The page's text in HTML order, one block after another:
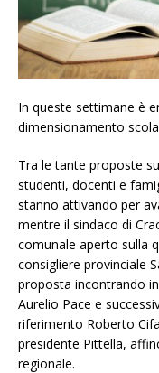
In queste settimane è
dimensionamento
Tra le tante proposte
studenti, docenti e
stanno attivando per
mentre il sindaco di
comunale aperto sulla
consigliere provinciale
proposta incontrando
Aurelio Pace e
riferimento Roberto
presidente Pittella,
regionale.